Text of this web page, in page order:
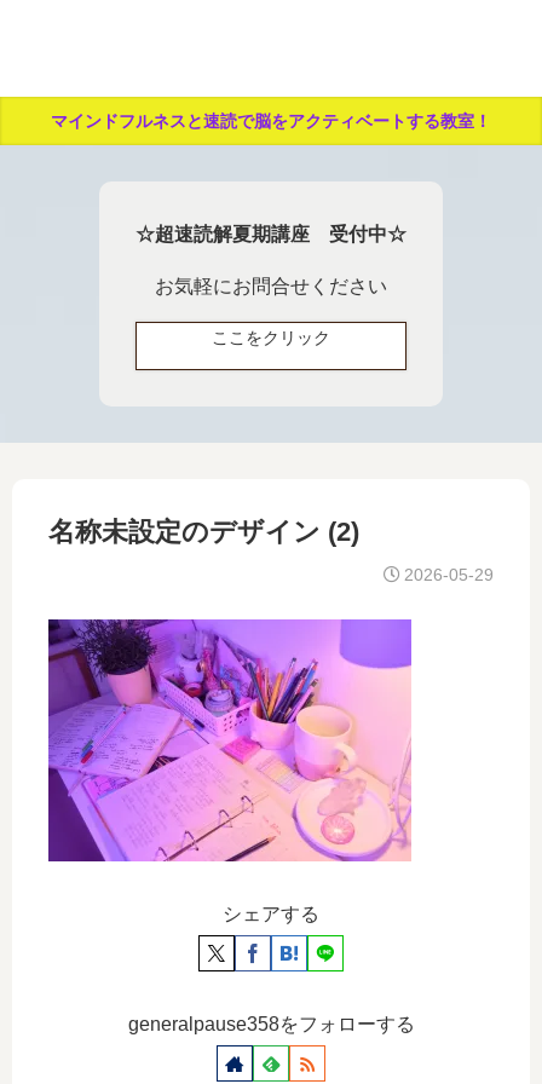
マインドフルネスと速読で脳をアクティベートする教室！
☆超速読解夏期講座 受付中☆
お気軽にお問合せください
ここをクリック
名称未設定のデザイン (2)
2026-05-29
シェアする
generalpause358をフォローする